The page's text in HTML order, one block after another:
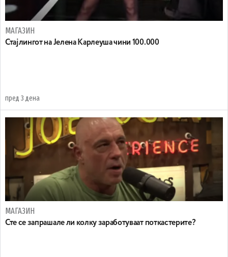
МАГАЗИН
Стајлингот на Јелена Карлеуша чини 100.000
пред 3 дена
МАГАЗИН
Сте се запрашале ли колку заработуваат поткастерите?